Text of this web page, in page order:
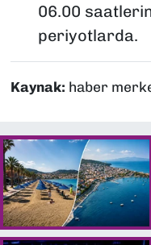
06.00
periyotlarda.
Kaynak: haber